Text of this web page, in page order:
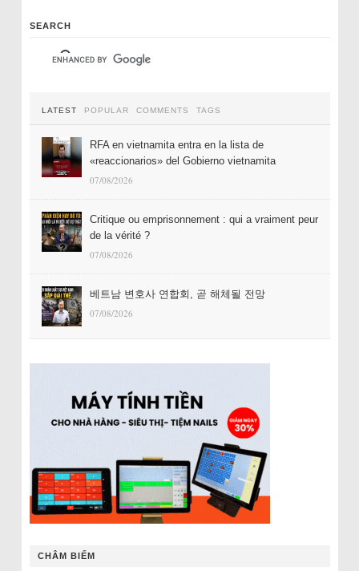
SEARCH
LATEST POPULAR COMMENTS TAGS
RFA en vietnamita entra en la lista de
«reaccionarios» del Gobierno vietnamita
07/08/2026
Critique ou emprisonnement : qui a vraiment peur
de la vérité ?
07/08/2026
베트남 변호사 연합회, 곧 해체될 전망
07/08/2026
CHÂM BIẾM